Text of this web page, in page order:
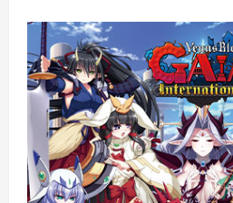
ン
ジ
ョ
ン：
『城
塞
都
市
タ
ル
テ
ト
ス』
feat.